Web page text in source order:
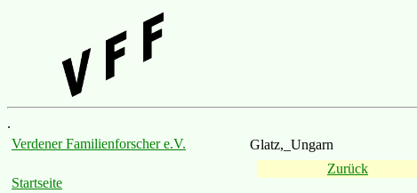
.
Verdener Familienforscher e.V.
Startseite
Glatz,_Ungarn
Zurück